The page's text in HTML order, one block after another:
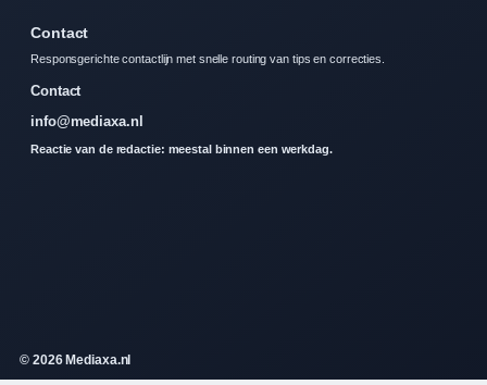
Contact
Responsgerichte contactlijn met snelle routing van tips en correcties.
Contact
info@mediaxa.nl
Reactie van de redactie: meestal binnen een werkdag.
© 2026 Mediaxa.nl